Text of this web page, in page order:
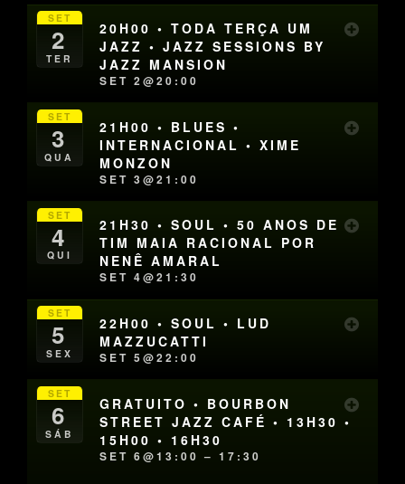
SET
2
TER
20H00 • TODA TERÇA UM
JAZZ • JAZZ SESSIONS BY
JAZZ MANSION
SET 2@20:00
SET
3
QUA
21H00 • BLUES •
INTERNACIONAL • XIME
MONZON
SET 3@21:00
SET
4
QUI
21H30 • SOUL • 50 ANOS DE
TIM MAIA RACIONAL POR
NENÊ AMARAL
SET 4@21:30
SET
5
SEX
22H00 • SOUL • LUD
MAZZUCATTI
SET 5@22:00
SET
6
SÁB
GRATUITO • BOURBON
STREET JAZZ CAFÉ • 13H30 •
15H00 • 16H30
SET 6@13:00 – 17:30